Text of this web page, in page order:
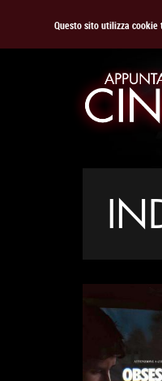
Questo sito utilizza